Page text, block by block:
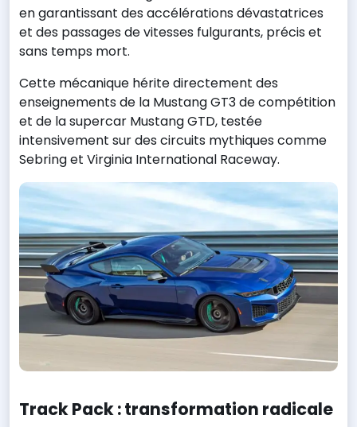
en garantissant des accélérations dévastatrices
et des passages de vitesses fulgurants, précis et
sans temps mort.
Cette mécanique hérite directement des
enseignements de la Mustang GT3 de compétition
et de la supercar Mustang GTD, testée
intensivement sur des circuits mythiques comme
Sebring et Virginia International Raceway.
Track Pack : transformation radicale